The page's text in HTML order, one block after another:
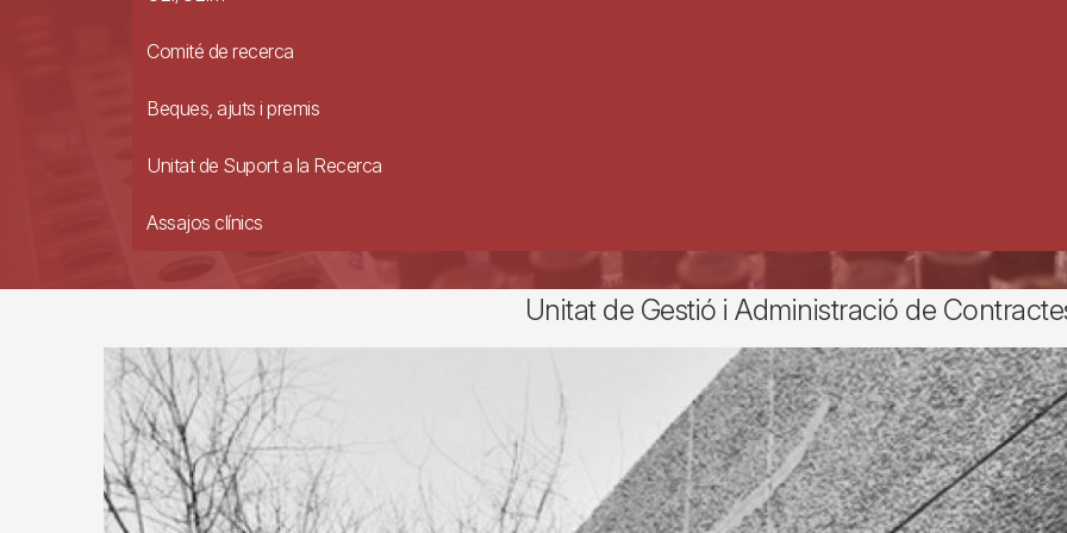
Comité de recerca
Beques, ajuts i premis
Unitat de Suport a la Recerca
Assajos clínics
Unitat de Gestió i Administració de